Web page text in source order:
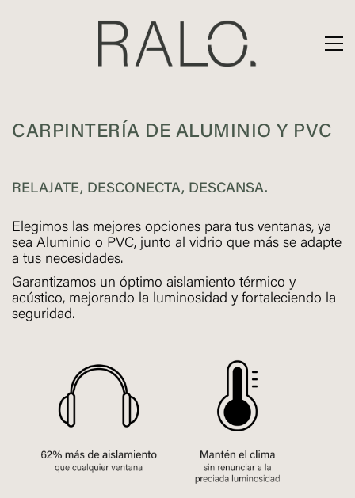
CARPINTERÍA DE ALUMINIO Y PVC
RELAJATE, DESCONECTA, DESCANSA.
Elegimos las mejores opciones para tus ventanas, ya
sea Aluminio o PVC, junto al vidrio que más se adapte
a tus necesidades.
Garantizamos un óptimo aislamiento térmico y
acústico, mejorando la luminosidad y fortaleciendo la
seguridad.